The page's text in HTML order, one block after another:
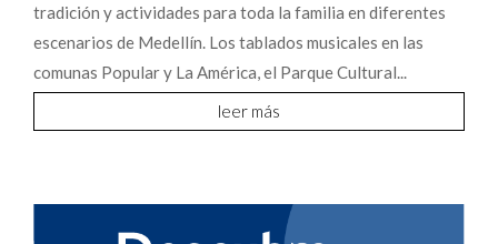
tradición y actividades para toda la familia en diferentes
escenarios de Medellín. Los tablados musicales en las
comunas Popular y La América, el Parque Cultural...
leer más